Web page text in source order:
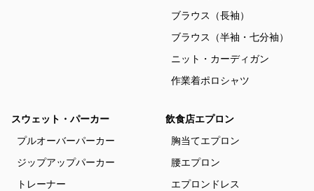
ブラウス（長袖）
ブラウス（半袖・七分袖）
ニット・カーディガン
作業着ポロシャツ
スウェット・パーカー
プルオーバーパーカー
ジップアップパーカー
トレーナー
飲食店エプロン
胸当てエプロン
腰エプロン
エプロンドレス